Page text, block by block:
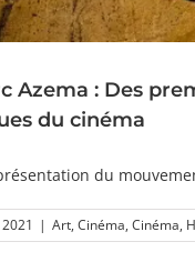
Azema : Des
du cinéma
du
| Art, Cinéma, Cinéma,